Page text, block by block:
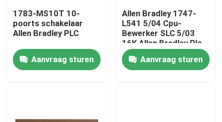
1783-MS10T 10-
poorts schakelaar
Allen Bradley PLC
Aanvraag sturen
Allen Bradley 1747-
L541 5/04 Cpu-
Bewerker SLC 5/03
16K Allen Bradley Plc
Controller
Aanvraag sturen